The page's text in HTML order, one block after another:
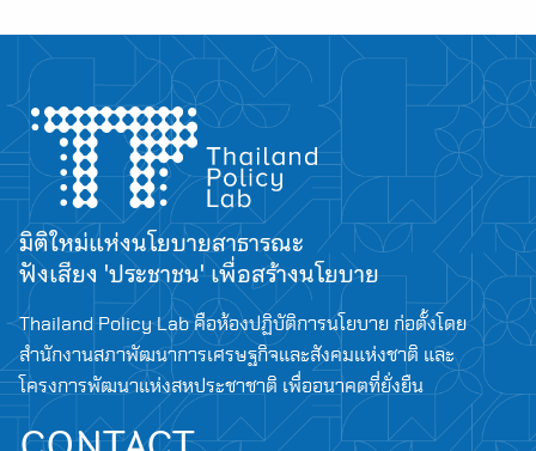
Search
มิติใหม่แห่งนโยบายสาธารณะ
ฟังเสียง 'ประชาชน' เพื่อสร้างนโยบาย
Thailand Policy Lab คือห้องปฏิบัติการนโยบาย ก่อตั้งโดย
สำนักงานสภาพัฒนาการเศรษฐกิจและสังคมแห่งชาติ และ
โครงการพัฒนาแห่งสหประชาชาติ เพื่ออนาคตที่ยั่งยืน